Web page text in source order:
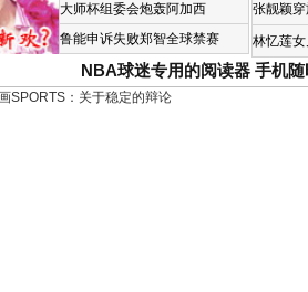
大师杯组委会炮轰阿加西
鲁能申诉失败郑智全球禁赛
张靓颖
林忆莲
NBA球迷专用的阅读器 手机